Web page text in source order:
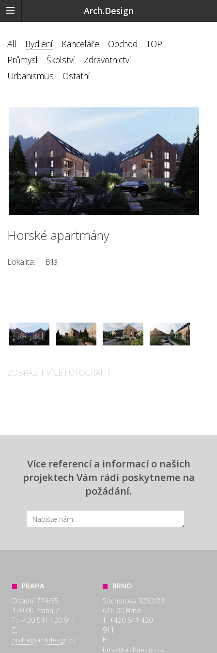
Arch.Design
All Bydlení Kanceláře Obchod
TOP
Průmysl
Školství
Zdravotnictví
Urbanismus
Ostatní
‹ ›
Horské apartmány
Lokalita: Bílá
ZOBRAZIT VÍCE FOTOGRAFIÍ
Více referencí a informací o našich
projektech Vám rádi poskytneme na
požádání.
PRAHA
Osadní 774/35
170 00 Praha 7
T: +420 541 420 911
E:
praha@archdesign.cz
BRNO
Sochorova 3262/23
616 00 Brno
T: +420 541 420
911
E:
brno@archdesign.cz